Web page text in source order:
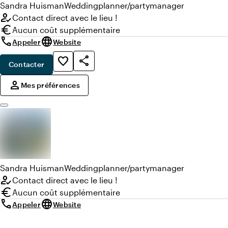
Sandra HuismanWeddingplanner/partymanager
how_to_regContact direct avec le lieu !
euro Aucun coût supplémentaire
callAppelerlanguageWebsite
Contacter favorite_border
share
person Mes préférences
Sandra HuismanWeddingplanner/partymanager
how_to_regContact direct avec le lieu !
euro Aucun coût supplémentaire
callAppelerlanguageWebsite